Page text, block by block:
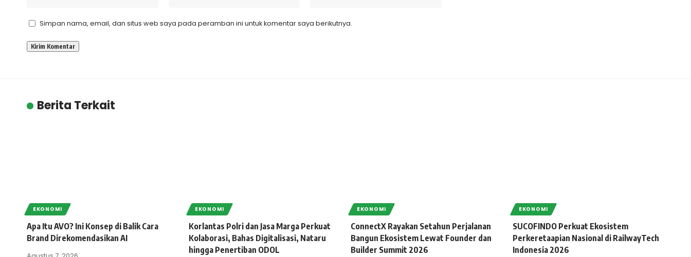
Simpan nama, email, dan situs web saya pada peramban ini untuk komentar saya berikutnya.
Berita Terkait
EKONOMI
Apa Itu AVO? Ini Konsep di Balik Cara
Brand Direkomendasikan AI
EKONOMI
Korlantas Polri dan Jasa Marga Perkuat
Kolaborasi, Bahas Digitalisasi, Nataru
hingga Penertiban ODOL
EKONOMI
ConnectX Rayakan Setahun Perjalanan
Bangun Ekosistem Lewat Founder dan
Builder Summit 2026
EKONOMI
SUCOFINDO Perkuat Ekosistem
Perkeretaapian Nasional di RailwayTech
Indonesia 2026